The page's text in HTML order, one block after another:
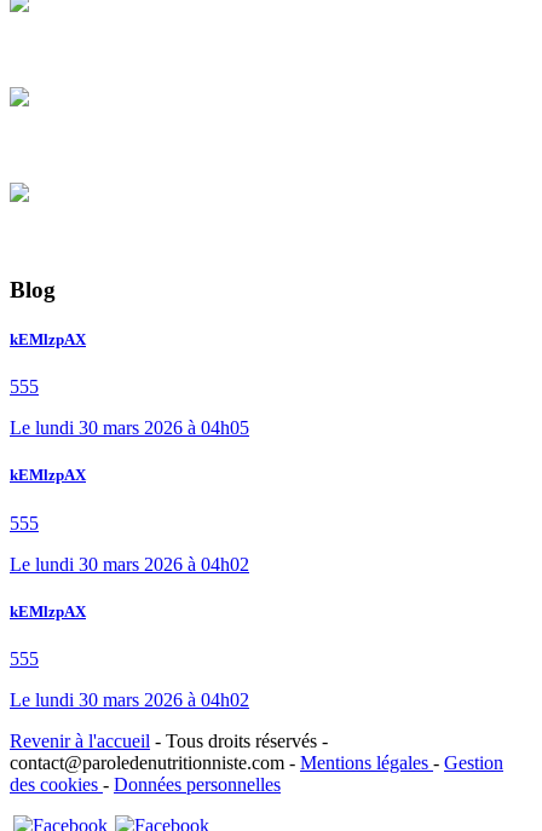
Blog
kEMlzpAX
555
Le lundi 30 mars 2026 à 04h05
kEMlzpAX
555
Le lundi 30 mars 2026 à 04h02
kEMlzpAX
555
Le lundi 30 mars 2026 à 04h02
Revenir à l'accueil - Tous droits réservés -
contact@paroledenutritionniste.com - Mentions légales - Gestion
des cookies - Données personnelles